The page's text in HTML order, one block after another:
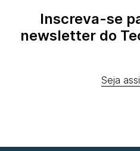
Inscreva-se
newsletter do
Seja